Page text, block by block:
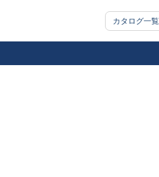
カタログ一覧